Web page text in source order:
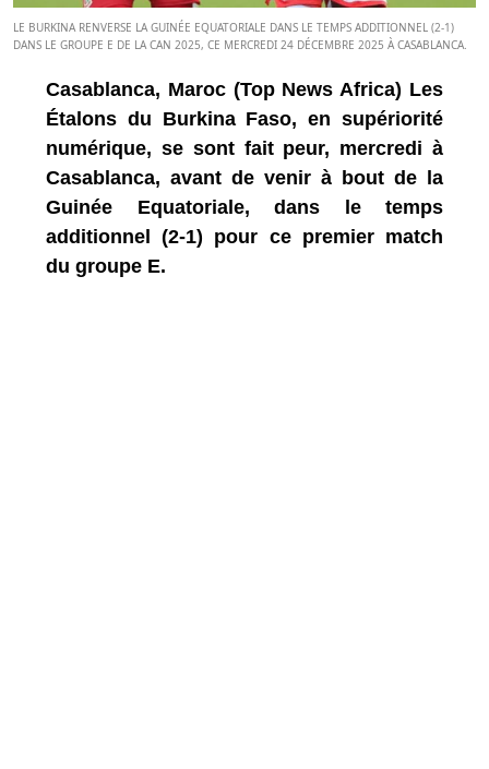
LE BURKINA RENVERSE LA GUINÉE EQUATORIALE DANS LE TEMPS ADDITIONNEL (2-1)
DANS LE GROUPE E DE LA CAN 2025, CE MERCREDI 24 DÉCEMBRE 2025 À CASABLANCA.
Casablanca, Maroc (Top News Africa) Les
Étalons du Burkina Faso, en supériorité
numérique, se sont fait peur, mercredi à
Casablanca, avant de venir à bout de la
Guinée Equatoriale, dans le temps
additionnel (2-1) pour ce premier match
du groupe E.